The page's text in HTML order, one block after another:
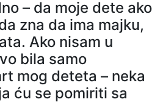
– da moje dete ako
zna da ima majku,
Ako nisam u
bila samo
mog deteta – neka
ću se pomiriti sa